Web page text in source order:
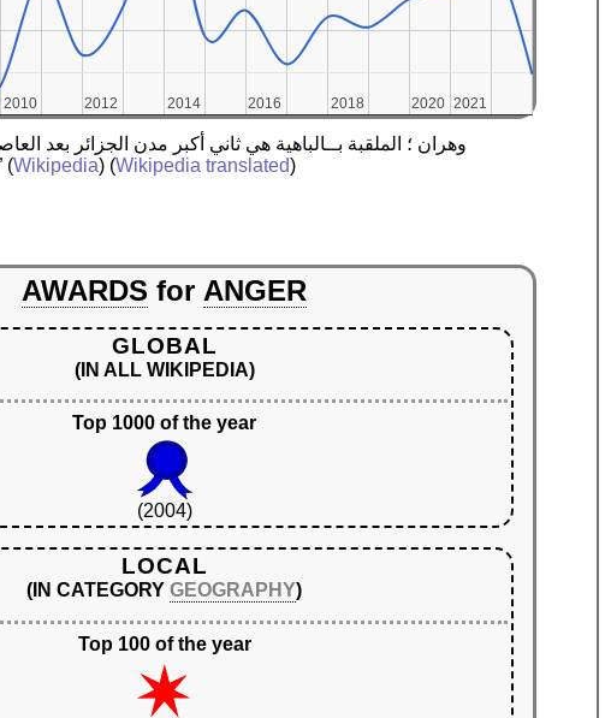
2010
2010 2012
2012 2014
2014 2016
2016 2018
2018 2020
2020 2021
2021
خليج (Wikipedia) (Wikipedia translated)
AWARDS for ANGER
GLOBAL
(IN ALL WIKIPEDIA)
Top 1000 of the year
(2004)
LOCAL
(IN CATEGORYGEOGRAPHY)
Top 100 of the year